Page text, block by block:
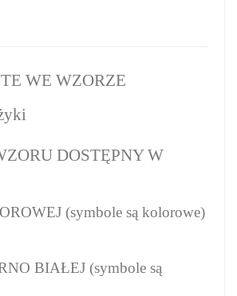
WE WZORZE
DOSTĘPNY W
(symbole są kolorowe)
BIAŁEJ (symbole są